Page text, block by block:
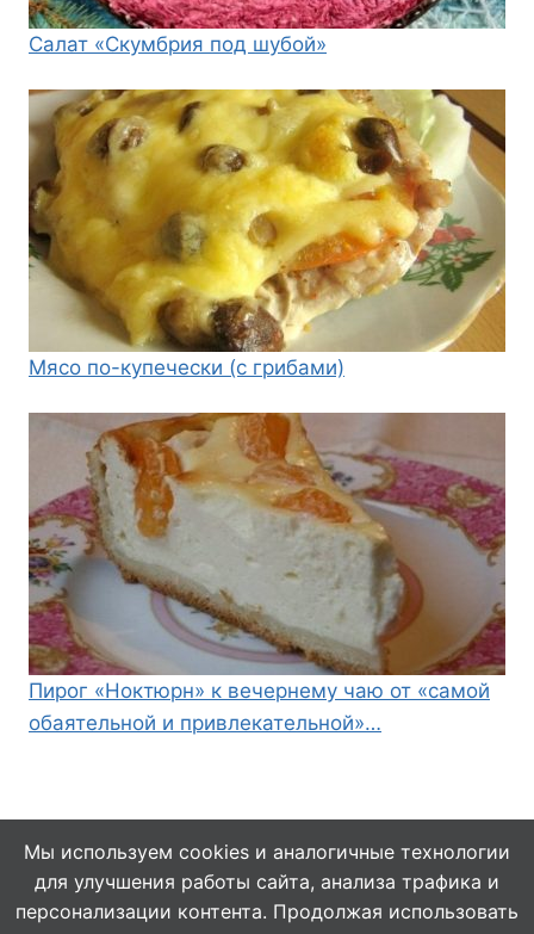
Салат «Скумбрия под шубой»
Мясо по-купечески (с грибами)
Пирог «Ноктюрн» к вечернему чаю от «самой
обаятельной и привлекательной»…
© 2026 Кулинарушка - Вкусные Рецепты
Мы используем cookies и аналогичные технологии
для улучшения работы сайта, анализа трафика и
персонализации контента. Продолжая использовать